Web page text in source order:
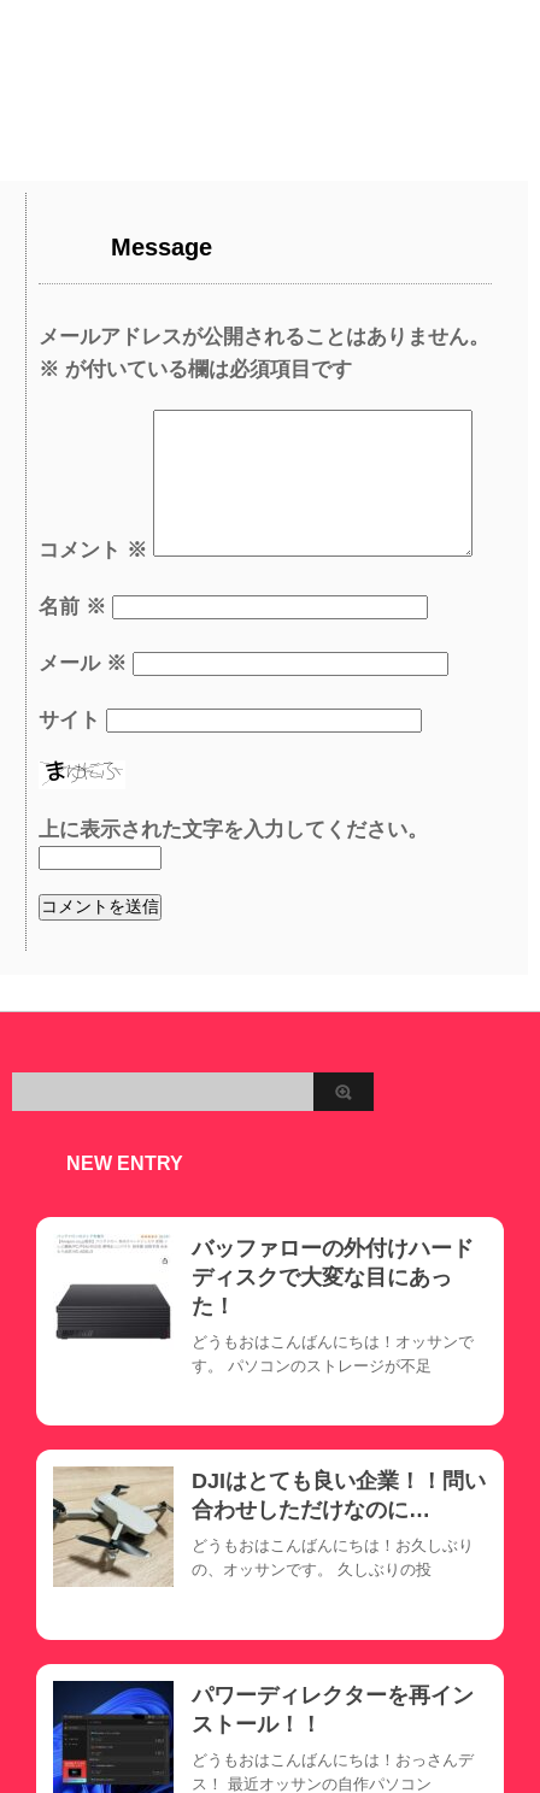
Message
メールアドレスが公開されることはありません。
※ が付いている欄は必須項目です
コメント ※
名前 ※
メール ※
サイト
上に表示された文字を入力してください。
NEW ENTRY
バッファローの外付けハード
ディスクで大変な目にあっ
た！
どうもおはこんばんにちは！オッサンで
す。 パソコンのストレージが不足
DJIはとても良い企業！！問い
合わせしただけなのに…
どうもおはこんばんにちは！お久しぶり
の、オッサンです。 久しぶりの投
パワーディレクターを再イン
ストール！！
どうもおはこんばんにちは！おっさんデ
ス！ 最近オッサンの自作パソコン